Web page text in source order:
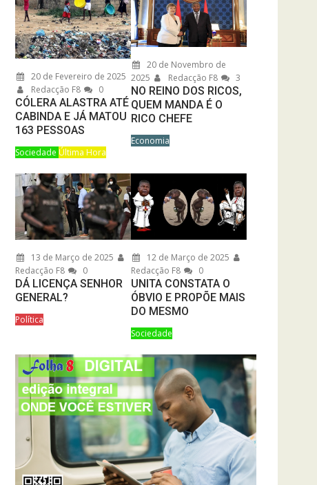
20 de Fevereiro de 2025
Redacção F8
0
CÓLERA ALASTRA ATÉ
CABINDA E JÁ MATOU
163 PESSOAS
Sociedade Última Hora
20 de Novembro de
2025
Redacção F8 3
NO REINO DOS RICOS,
QUEM MANDA É O
RICO CHEFE
Economia
13 de Março de 2025
Redacção F8
0
DÁ LICENÇA SENHOR
GENERAL?
Política
12 de Março de 2025
Redacção F8
0
UNITA CONSTATA O
ÓBVIO E PROPÕE MAIS
DO MESMO
Sociedade